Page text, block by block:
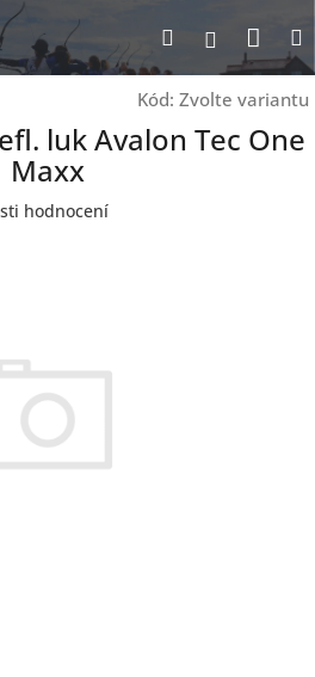
Hledat
Kód: Zvolte variantu
luk Avalon Tec One
Maxx
hodnocení